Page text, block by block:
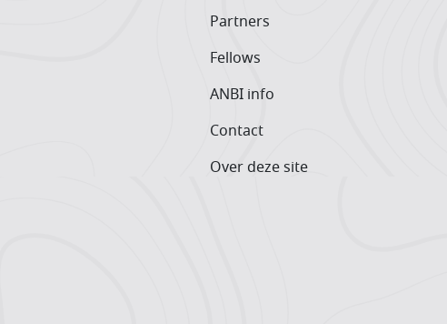
Partners
Fellows
ANBI info
Contact
Over deze site